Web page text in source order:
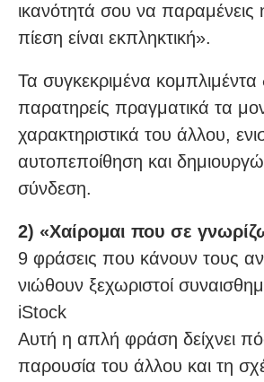
ικανότητά σου να
πίεση είναι εκπληκτική».
Τα συγκεκριμένα κομπλιμέντα
παρατηρείς πραγματικά τα
χαρακτηριστικά του άλλου,
αυτοπεποίθηση και
σύνδεση.
2) «Χαίρομαι που σε
9 φράσεις που κάνουν τους
νιώθουν ξεχωριστοί
iStock
Αυτή η απλή φράση δείχνει
παρουσία του άλλου και τη